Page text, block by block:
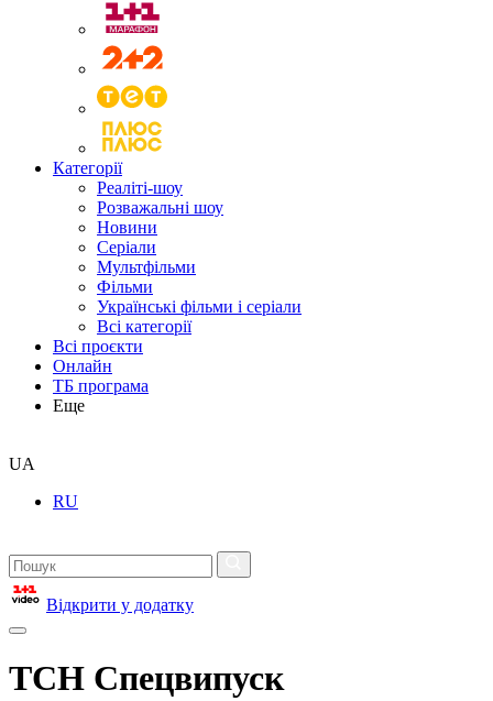
Категорії
Реаліті-шоу
Розважальні шоу
Новини
Серіали
Мультфільми
Фільми
Українські фільми і серіали
Всі категорії
Всі проєкти
Онлайн
ТБ програма
Еще
UA
RU
Відкрити у додатку
ТСН Спецвипуск